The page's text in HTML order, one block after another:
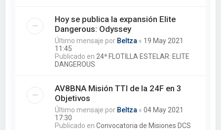
Hoy se publica la expansión Elite
Dangerous: Odyssey
Último mensaje por Beltza « 19 May 2021
11:45
Publicado en 24ª FLOTILLA ESTELAR: ELITE
DANGEROUS
AV8BNA Misión TTI de la 24F en 3
Objetivos
Último mensaje por Beltza «04 May 2021
17:30
Publicado enConvocatoria de Misiones DCS